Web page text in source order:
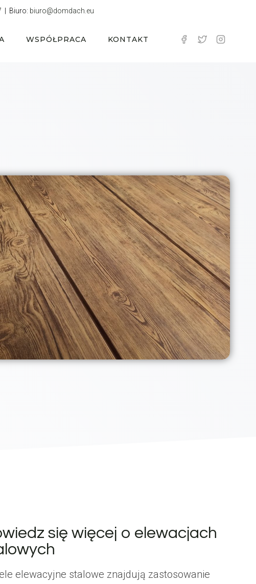
| Biuro: biuro@domdach.eu
WSPÓŁPRACA KONTAKT
się więcej o elewacjach
elewacyjne stalowe znajdują zastosowanie